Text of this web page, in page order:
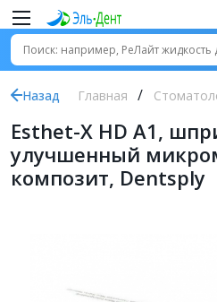
Назад Главная
Esthet-X HD A1,
улучшенный
композит, Dentsply